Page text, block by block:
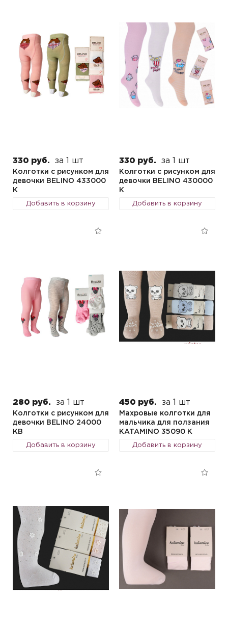
330 руб. за 1 шт
Колготки с рисунком для
девочки BELINO 433000
K
Добавить в корзину
330 руб. за 1 шт
Колготки с рисунком для
девочки BELINO 430000
K
Добавить в корзину
280 руб. за 1 шт
Колготки с рисунком для
девочки BELINO 24000
KB
Добавить в корзину
450 руб. за 1 шт
Махровые колготки для
мальчика для ползания
KATAMINO 35090 K
Добавить в корзину